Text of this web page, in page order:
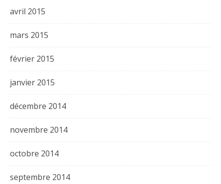
avril 2015
mars 2015
février 2015
janvier 2015
décembre 2014
novembre 2014
octobre 2014
septembre 2014